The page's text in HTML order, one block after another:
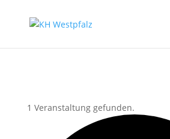
1 Veranstaltung gefunden.